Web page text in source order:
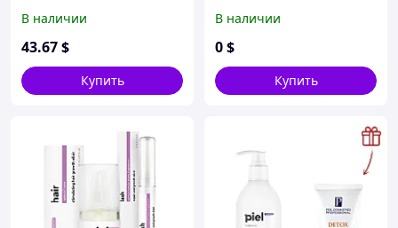
В наличии
43.67$
Купить
эффектом сауны с
эфирным маслом
перца
В наличии
0$
Купить